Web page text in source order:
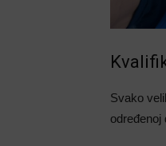
Svako
određenoj